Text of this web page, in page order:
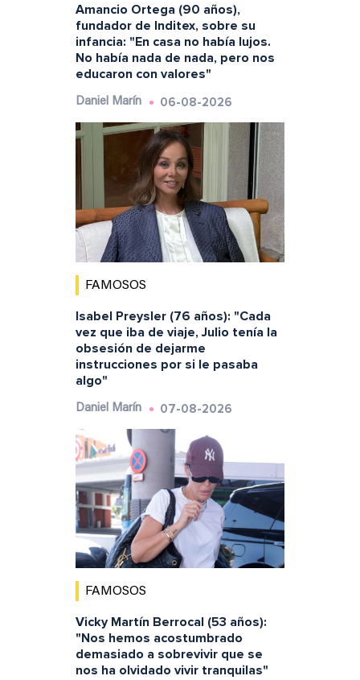
Amancio Ortega (90 años),
fundador de Inditex, sobre su
infancia: "En casa no había lujos.
No había nada de nada, pero nos
educaron con valores"
Daniel Marín 06-08-2026
FAMOSOS
Isabel Preysler (76 años): "Cada
vez que iba de viaje, Julio tenía la
obsesión de dejarme
instrucciones por si le pasaba
algo"
Daniel Marín 07-08-2026
FAMOSOS
Vicky Martín Berrocal (53 años):
"Nos hemos acostumbrado
demasiado a sobrevivir que se
nos ha olvidado vivir tranquilas"